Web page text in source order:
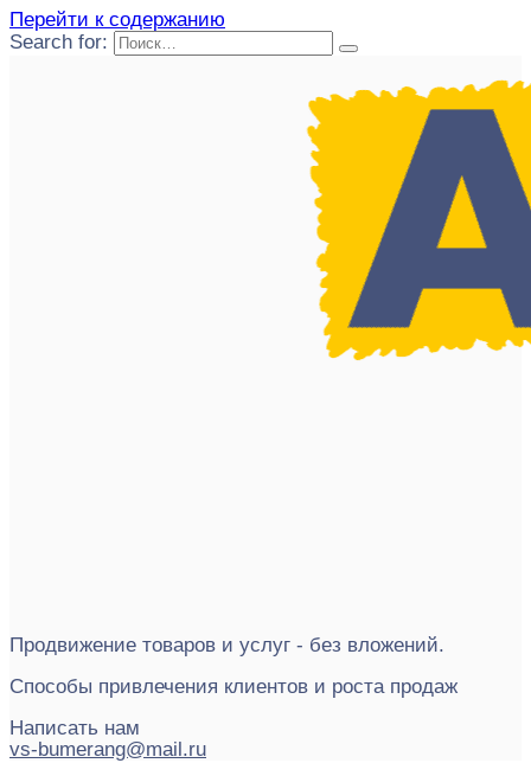
Перейти к содержанию
Search for:
Продвижение товаров и услуг - без вложений.
Способы привлечения клиентов и роста продаж
Написать нам
vs-bumerang@mail.ru